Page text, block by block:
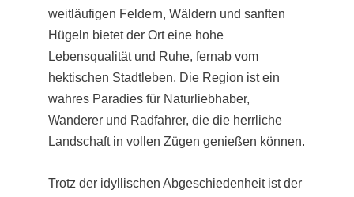
weitläufigen Feldern, Wäldern und sanften
Hügeln bietet der Ort eine hohe
Lebensqualität und Ruhe, fernab vom
hektischen Stadtleben. Die Region ist ein
wahres Paradies für Naturliebhaber,
Wanderer und Radfahrer, die die herrliche
Landschaft in vollen Zügen genießen können.
Trotz der idyllischen Abgeschiedenheit ist der